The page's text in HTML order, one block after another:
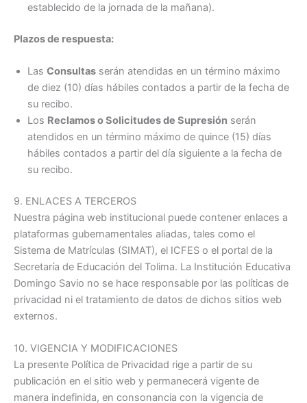
establecido de la jornada de la mañana).
Plazos de respuesta:
Las Consultas serán atendidas en un término máximo
de diez (10) días hábiles contados a partir de la fecha de
su recibo.
Los Reclamos o Solicitudes de Supresión serán
atendidos en un término máximo de quince (15) días
hábiles contados a partir del día siguiente a la fecha de
su recibo.
9. ENLACES A TERCEROS
Nuestra página web institucional puede contener enlaces a
plataformas gubernamentales aliadas, tales como el
Sistema de Matrículas (SIMAT), el ICFES o el portal de la
Secretaría de Educación del Tolima. La Institución Educativa
Domingo Savio no se hace responsable por las políticas de
privacidad ni el tratamiento de datos de dichos sitios web
externos.
10. VIGENCIA Y MODIFICACIONES
La presente Política de Privacidad rige a partir de su
publicación en el sitio web y permanecerá vigente de
manera indefinida, en consonancia con la vigencia de